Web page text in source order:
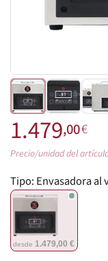
1.479,00€
Precio/unidad del
Tipo: Envasadora al
desde 1.479,00 €